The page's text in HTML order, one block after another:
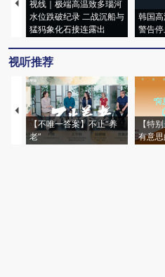
视线｜极端高温致多瑙河
水位跌破纪录 二战沉船与
猛犸象化石接连露出
韩国
警告
视听推荐
【不唯一答案】不止“养
老”
【特
有意思